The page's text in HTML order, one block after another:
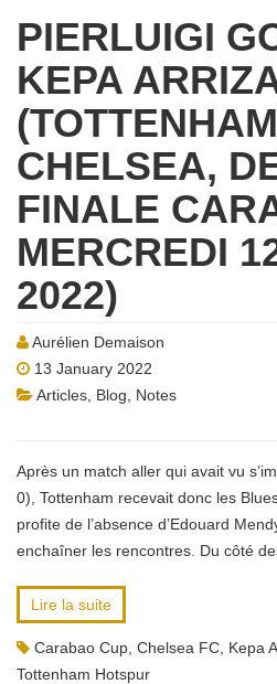
PIERLUIGI
KEPA
CHELSEA,
FINALE
MERCREDI
2022)
Aurélien Demaison
13 January 2022
Articles Blog
Notes
Après un match aller qui avait vu
0), Tottenham recevait donc les
profite de l’absence d’Edouard
enchaîner les rencontres. Du côté
Lire la suite
Carabao Cup Chelsea FC Kepa
Tottenham Hotspur